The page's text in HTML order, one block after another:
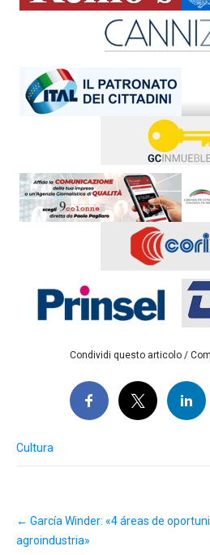
Condividi questo articolo /
Cultura
navigation
← García Winder: «4 áreas de
agroindustria»